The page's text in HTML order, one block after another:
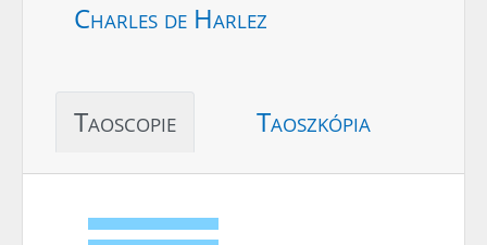
Charles de Harlez
Taoscopie Taoszkópia